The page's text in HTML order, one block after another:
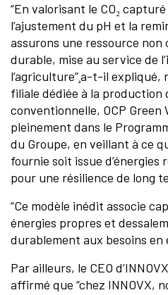
“En valorisant le CO₂
l’ajustement du pH et la
assurons une ressource
durable, mise au service de
l’agriculture”¸a-t-il expliqué,
filiale dédiée à la production
conventionnelle, OCP Green
pleinement dans le
du Groupe, en veillant à ce
fournie soit issue d’énergies
pour une résilience de long
“Ce modèle inédit associe
énergies propres et
durablement aux besoins en
Par ailleurs, le CEO
affirmé que “chez INNOVX,